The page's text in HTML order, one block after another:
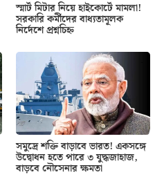
স্মার্ট মিটার নিয়ে হাইকোর্টে মামলা!
সরকারি কর্মীদের বাধ্যতামূলক
নির্দেশে প্রশ্নচিহ্ন
সমুদ্রে শক্তি বাড়াবে ভারত! একসঙ্গে
উদ্বোধন হতে পারে ৩ যুদ্ধজাহাজ,
বাড়বে নৌসেনার ক্ষমতা